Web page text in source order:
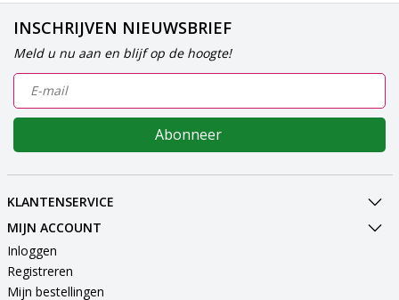
INSCHRIJVEN NIEUWSBRIEF
Meld u nu aan en blijf op de hoogte!
Abonneer
KLANTENSERVICE
MIJN ACCOUNT
Inloggen
Registreren
Mijn bestellingen